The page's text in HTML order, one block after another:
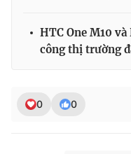
Cơ quan báo chí:Thời
Giấy phép hoạt động
Phó Tổng Biên tập:
HTC One M10
công thị trường
0 0